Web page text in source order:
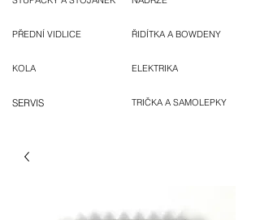
PŘEDNÍ VIDLICE
KOLA
SERVIS
ŘIDÍTKA A BOWDENY
ELEKTRIKA
TRIČKA A SAMOLEPKY